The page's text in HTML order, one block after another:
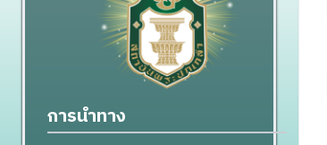
การนำทาง